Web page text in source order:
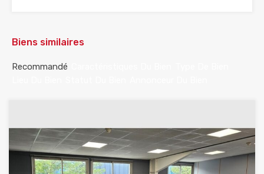
Biens similaires
Recommandé